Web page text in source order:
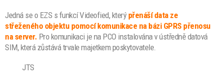
Jedná se o EZS s funkcí Videofied, který přenáší data ze
střeženého objektu pomocí komunikace na bázi GPRS přenosu
na server. Pro komunikaci je na PCO instalována v ústředně datová
SIM, která zůstává trvale majetkem poskytovatele.
JTS